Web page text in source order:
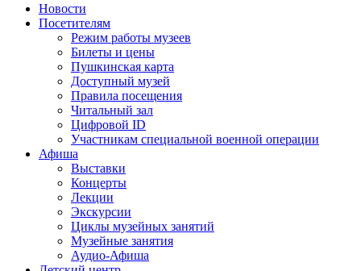
Новости
Посетителям
Режим работы музеев
Билеты и цены
Пушкинская карта
Доступный музей
Правила посещения
Читальный зал
Цифровой ID
Участникам специальной военной операции
Афиша
Выставки
Концерты
Лекции
Экскурсии
Циклы музейных занятий
Музейные занятия
Аудио-Афиша